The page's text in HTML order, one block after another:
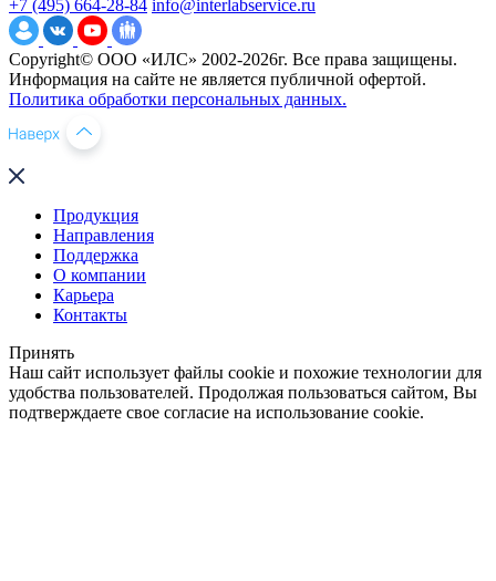
+7 (495) 664-28-84 info@interlabservice.ru
Copyright© ООО «ИЛС» 2002-2026г. Все права защищены.
Информация на сайте не является публичной офертой.
Политика обработки персональных данных.
Продукция
Направления
Поддержка
О компании
Карьера
Контакты
Принять
Наш сайт использует файлы cookie и похожие технологии для
удобства пользователей. Продолжая пользоваться сайтом, Вы
подтверждаете свое согласие на использование cookie.